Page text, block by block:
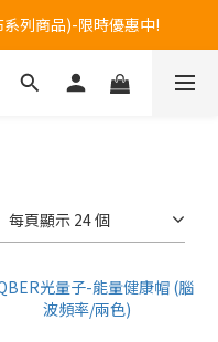
間:週一至週五08~17)
列商品)-限時優惠中!
:週一至週五08~17)
每頁顯示 24 個